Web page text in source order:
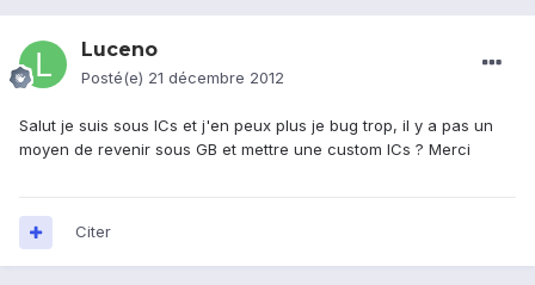
Luceno
Posté(e) 21 décembre 2012
Salut je suis sous ICs et j'en peux plus je bug trop, il y a pas un
moyen de revenir sous GB et mettre une custom ICs ? Merci
Citer